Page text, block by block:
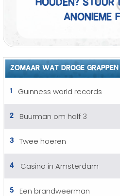
anonieme
ZOMAAR WAT DROGE GRAPPEN
1
Guinness world records
2 Buurman om half 3
3 Twee hoeren
4 Casino in Amsterdam
5 Een brandweerman